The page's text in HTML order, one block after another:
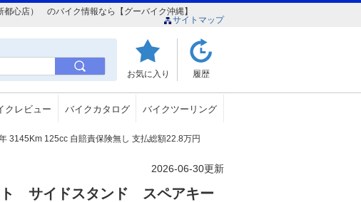
心店） のバイク情報なら【グーバイク沖縄】
サイトマップ
お気に入り 履歴
クレビュー バイクカタログ バイクツーリング
3145Km 125cc 自賠責保険無し 支払総額22.8万円
2026-06-30更新
サイドスタンド スペアキー